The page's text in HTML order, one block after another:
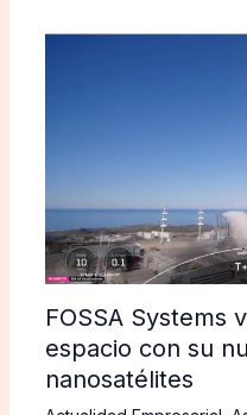
FOSSA Systems
espacio con su
nanosatélites